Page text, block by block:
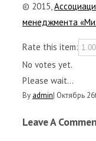
© 2015,
менеджмента
Rate this item:
No votes yet.
Please wait...
By admin| Октябрь
Leave A